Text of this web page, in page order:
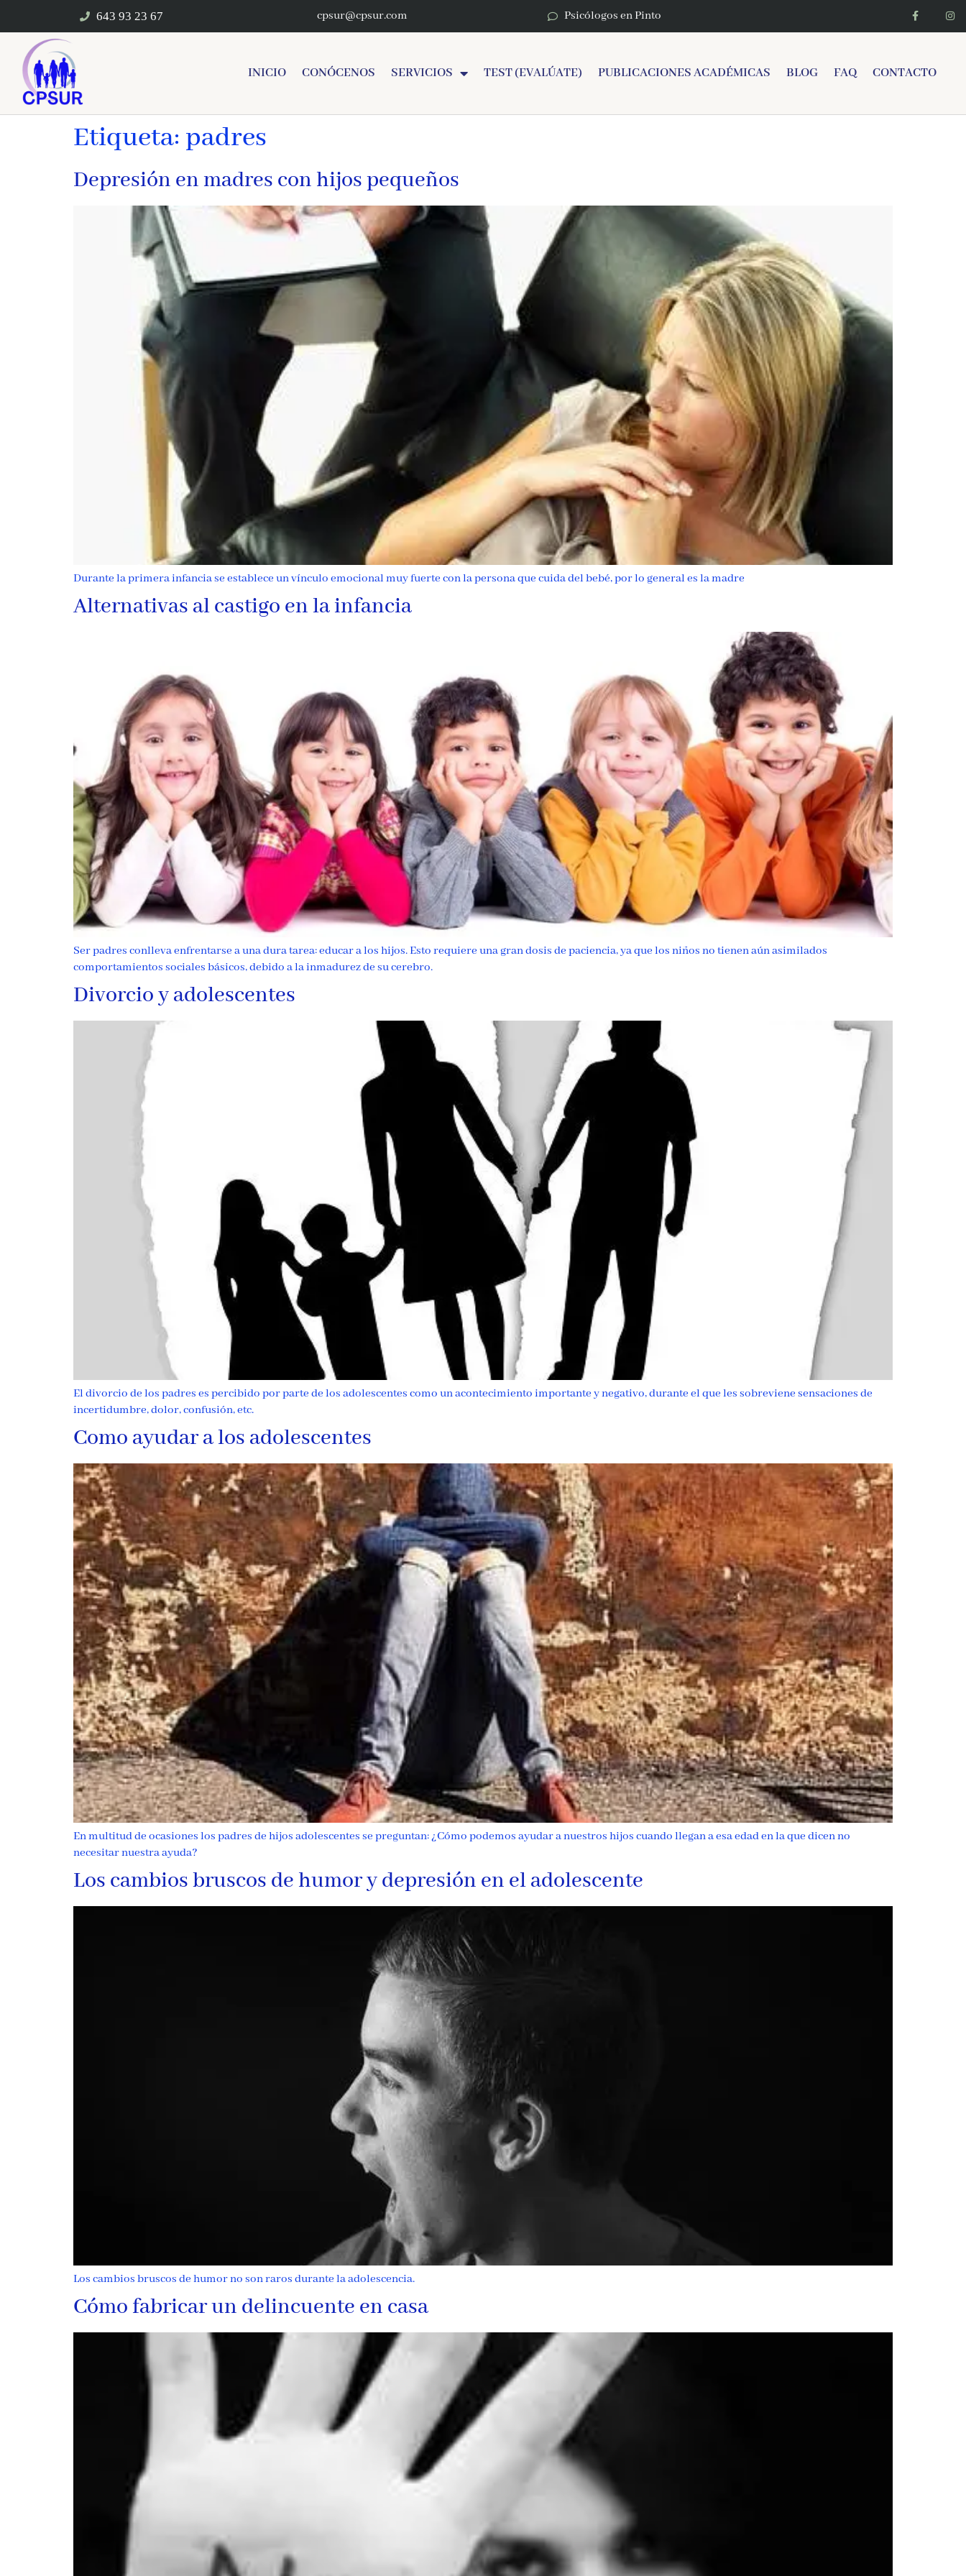
643 93 23 67 cpsur@cpsur.com Psicólogos en Pinto
INICIO CONÓCENOS SERVICIOS TEST (EVALÚATE) PUBLICACIONES ACADÉMICAS BLOG FAQ CONTACTO
Etiqueta: padres
Depresión en madres con hijos pequeños
Durante la primera infancia se establece un vínculo emocional muy fuerte con la persona que cuida del bebé, por lo general es la madre
Alternativas al castigo en la infancia
Ser padres conlleva enfrentarse a una dura tarea: educar a los hijos. Esto requiere una gran dosis de paciencia, ya que los niños no tienen aún asimilados
comportamientos sociales básicos, debido a la inmadurez de su cerebro.
Divorcio y adolescentes
El divorcio de los padres es percibido por parte de los adolescentes como un acontecimiento importante y negativo, durante el que les sobreviene sensaciones de
incertidumbre, dolor, confusión, etc.
Como ayudar a los adolescentes
En multitud de ocasiones los padres de hijos adolescentes se preguntan: ¿Cómo podemos ayudar a nuestros hijos cuando llegan a esa edad en la que dicen no
necesitar nuestra ayuda?
Los cambios bruscos de humor y depresión en el adolescente
Los cambios bruscos de humor no son raros durante la adolescencia.
Cómo fabricar un delincuente en casa